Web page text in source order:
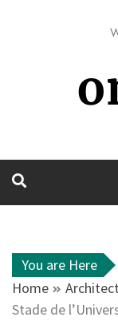
You are Here
Home
Stade de